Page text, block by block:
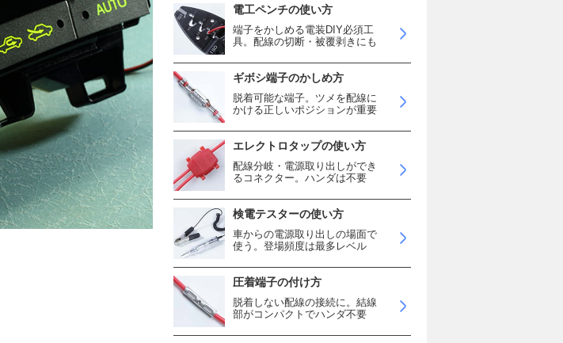
電工ペンチの使い方
端子をかしめる電装DIY必須工
具。配線の切断・被覆剥きにも
ギボシ端子のかしめ方
脱着可能な端子。ツメを配線に
かける正しいポジションが重要
エレクトロタップの使い方
配線分岐・電源取り出しができ
るコネクター。ハンダは不要
検電テスターの使い方
車からの電源取り出しの場面で
使う。登場頻度は最多レベル
圧着端子の付け方
脱着しない配線の接続に。結線
部がコンパクトでハンダ不要